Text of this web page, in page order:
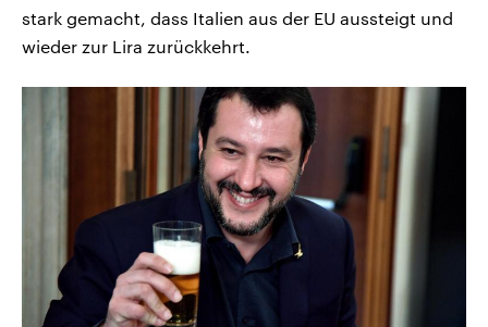
stark gemacht, dass Italien aus der EU aussteigt und
wieder zur Lira zurückkehrt.